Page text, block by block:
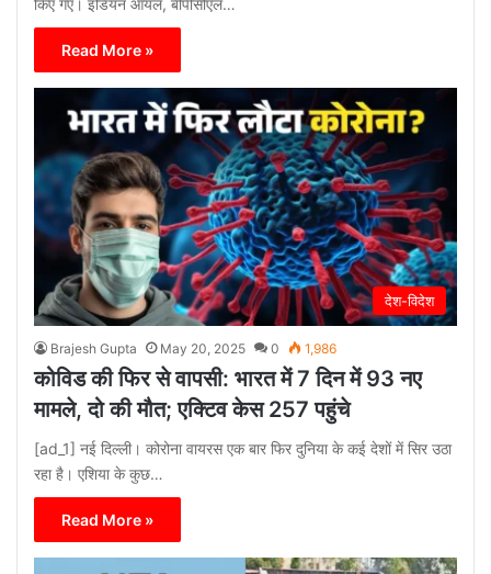
Read More »
देश-विदेश
Brajesh Gupta May 20, 2025 0 1,986
कोविड की फिर से वापसी: भारत में 7 दिन में 93 नए
मामले, दो की मौत; एक्टिव केस 257 पहुंचे
[ad_1] नई दिल्ली। कोरोना वायरस एक बार फिर दुनिया के कई देशों में सिर उठा
रहा है। एशिया के कुछ…
Read More »